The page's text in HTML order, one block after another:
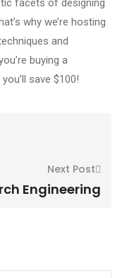
facets of designing
why we’re hosting
and
buying a
save $100!
Next Post
Engineering